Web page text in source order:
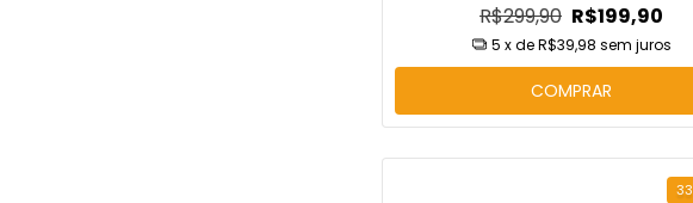
R$299,90 R$199,90
5 x deR$39,98 sem juros
COMPRAR
33